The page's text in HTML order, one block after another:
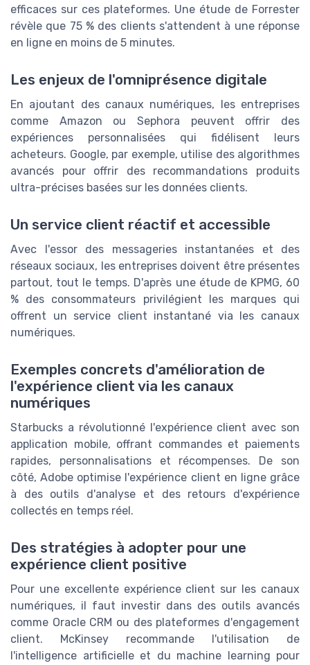
efficaces sur ces plateformes. Une étude de Forrester
révèle que 75 % des clients s'attendent à une réponse
en ligne en moins de 5 minutes.
Les enjeux de l'omniprésence digitale
En ajoutant des canaux numériques, les entreprises
comme Amazon ou Sephora peuvent offrir des
expériences personnalisées qui fidélisent leurs
acheteurs. Google, par exemple, utilise des algorithmes
avancés pour offrir des recommandations produits
ultra-précises basées sur les données clients.
Un service client réactif et accessible
Avec l'essor des messageries instantanées et des
réseaux sociaux, les entreprises doivent être présentes
partout, tout le temps. D'après une étude de KPMG, 60
% des consommateurs privilégient les marques qui
offrent un service client instantané via les canaux
numériques.
Exemples concrets d'amélioration de
l'expérience client via les canaux
numériques
Starbucks a révolutionné l'expérience client avec son
application mobile, offrant commandes et paiements
rapides, personnalisations et récompenses. De son
côté, Adobe optimise l'expérience client en ligne grâce
à des outils d'analyse et des retours d'expérience
collectés en temps réel.
Des stratégies à adopter pour une
expérience client positive
Pour une excellente expérience client sur les canaux
numériques, il faut investir dans des outils avancés
comme Oracle CRM ou des plateformes d'engagement
client. McKinsey recommande l'utilisation de
l'intelligence artificielle et du machine learning pour